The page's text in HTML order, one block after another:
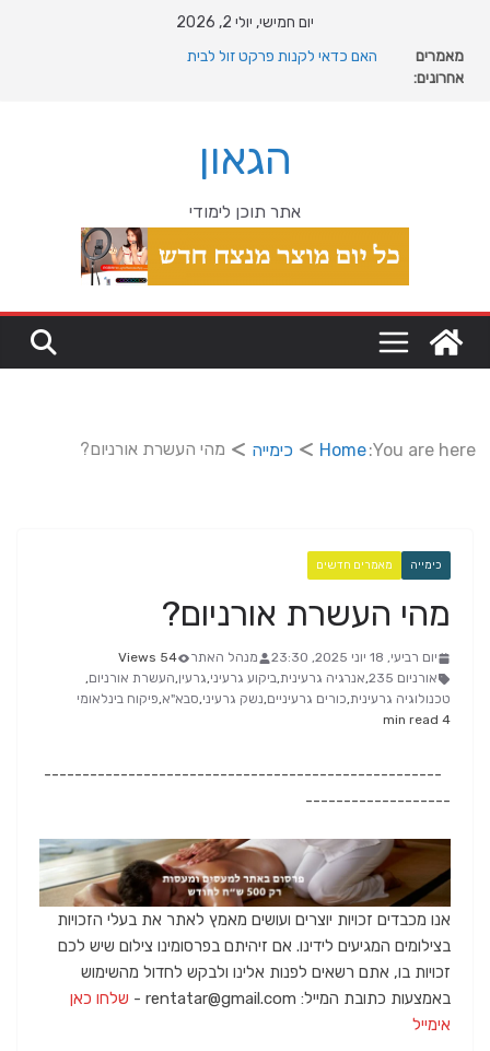
content
יום חמישי, יולי 2, 2026
מאמרים
אחרונים:
לאינטרסים גיאופוליטיים עולמיים
המדריך המלא להתקנת פרקט פי וי סי במבני מסחר ומגורים
הגאון
אתר תוכן לימודי
You are here:
Home כימייה מהי העשרת אורניום?
כימייה מאמרים חדשים
מהי העשרת אורניום?
יום רביעי, 18 יוני 2025, 23:30 מנהל האתר
54 Views
אורניום 235
,אנרגיה גרעינית,ביקוע גרעיני,גרעין,העשרת אורניום,
טכנולוגיה גרעינית,כורים גרעיניים,נשק גרעיני,סבא"א,פיקוח בינלאומי
4 min read
----------------------------------------------------
-------------------
אנו מכבדים זכויות יוצרים ועושים מאמץ לאתר את בעלי הזכויות
בצילומים המגיעים לידינו. אם זיהיתם בפרסומינו צילום שיש לכם
זכויות בו, אתם רשאים לפנות אלינו ולבקש לחדול מהשימוש
באמצעות כתובת המייל: rentatar@gmail.com -
שלחו כאן
אימייל